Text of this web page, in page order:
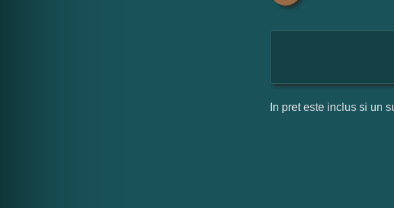
In pret este inclus si un